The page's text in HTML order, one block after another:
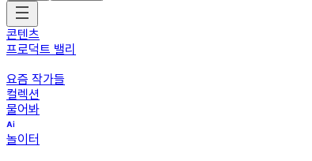
콘텐츠
프로덕트 밸리
요즘 작가들
컬렉션
물어봐
놀이터